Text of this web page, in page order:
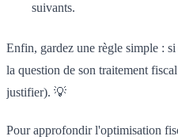
suivants.
Enfin, gardez une règle simple :
la question de son traitement
justifier). 💡
Pour approfondir l'optimisation